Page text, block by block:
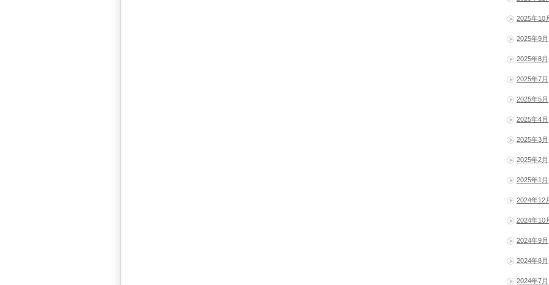
2025年10
2025年9月
2025年8月
2025年7月
2025年5月
2025年4月
2025年3月
2025年2月
2025年1月
2024年12
2024年10
2024年9月
2024年8月
2024年7月